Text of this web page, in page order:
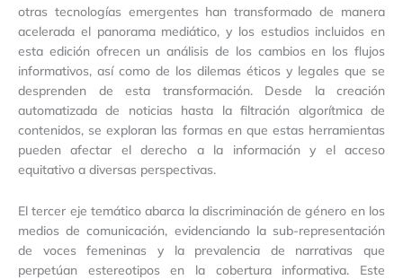
otras tecnologías emergentes han transformado de manera
acelerada el panorama mediático, y los estudios incluidos en
esta edición ofrecen un análisis de los cambios en los flujos
informativos, así como de los dilemas éticos y legales que se
desprenden de esta transformación. Desde la creación
automatizada de noticias hasta la filtración algorítmica de
contenidos, se exploran las formas en que estas herramientas
pueden afectar el derecho a la información y el acceso
equitativo a diversas perspectivas.
El tercer eje temático abarca la discriminación de género en los
medios de comunicación, evidenciando la sub-representación
de voces femeninas y la prevalencia de narrativas que
perpetúan estereotipos en la cobertura informativa. Este